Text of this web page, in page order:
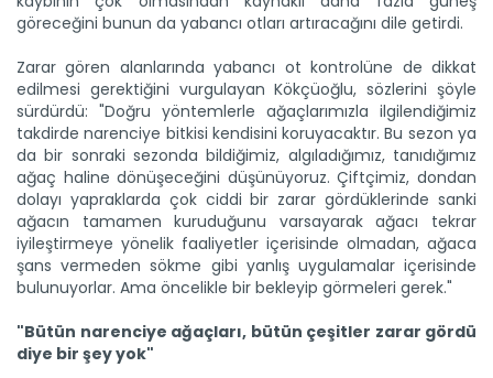
göreceğini bunun da yabancı otları artıracağını dile getirdi.
Zarar gören alanlarında yabancı ot kontrolüne de dikkat
edilmesi gerektiğini vurgulayan Kökçüoğlu, sözlerini şöyle
sürdürdü: "Doğru yöntemlerle ağaçlarımızla ilgilendiğimiz
takdirde narenciye bitkisi kendisini koruyacaktır. Bu sezon ya
da bir sonraki sezonda bildiğimiz, algıladığımız, tanıdığımız
ağaç haline dönüşeceğini düşünüyoruz. Çiftçimiz, dondan
dolayı yapraklarda çok ciddi bir zarar gördüklerinde sanki
ağacın tamamen kuruduğunu varsayarak ağacı tekrar
iyileştirmeye yönelik faaliyetler içerisinde olmadan, ağaca
şans vermeden sökme gibi yanlış uygulamalar içerisinde
bulunuyorlar. Ama öncelikle bir bekleyip görmeleri gerek."
"Bütün narenciye ağaçları, bütün çeşitler zarar gördü
diye bir şey yok"
Kağızman kayısısı lezzetini...
Kars'ın Kağızman ilçesinde, Aras Vadisi'nde mikroklimada
Devamını Oku ->
Ayçiçeği üretimi destekle...
Aksaray'ın Eskil ilçesinde ayçiçeği üretimi, planlı üretim
Devamını Oku ->